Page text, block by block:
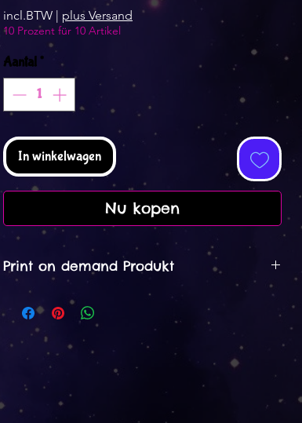
incl.BTW | plus Versand
10 Prozent für 10 Artikel
Aantal*
In winkelwagen
Nu kopen
Print on demand Produkt
Print on Demand aus Lettland
Bearbeitungszeit 3 - 6 Tage
Versandzeit je nach Bestimmungsland 3 - 6 Tage